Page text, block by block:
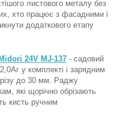
листового металу без
хто працює з фасадними і
додаткового етапу
24V MJ-137 - садовий
у комплекті і зарядним
до 30 мм. Раджу
які щорічно обрізають
кисть ручним